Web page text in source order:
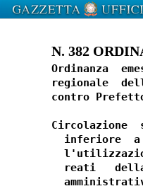
N. 382
Ordinanza
regionale
contro
Circolazione
inferiore
reati